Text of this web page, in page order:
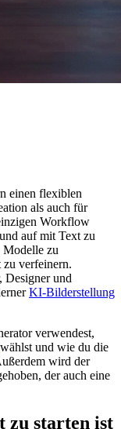
einen flexiblen
als auch für
Workflow
auf mit Text zu
Modelle zu
verfeinern.
Designer und
KI-Bilderstellung
verwendest,
wählst und wie du die
wird der
der auch eine
zu starten ist